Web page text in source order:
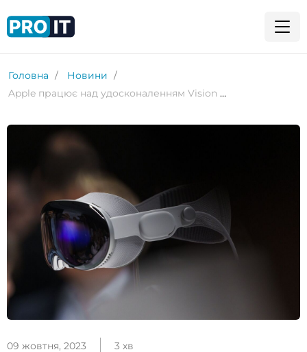
Головна
Новини
Apple працює над удосконаленням Vision Pro. Meta – над наступним Quest
09 жовтня, 2023 3 хв